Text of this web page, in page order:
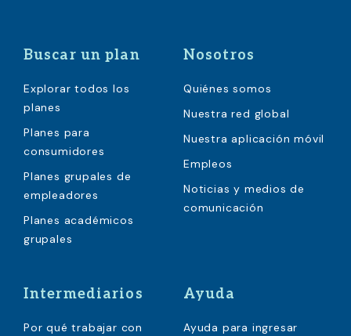
Buscar un plan
Explorar todos los
planes
Planes para
consumidores
Planes grupales de
empleadores
Planes académicos
grupales
Nosotros
Quiénes somos
Nuestra red global
Nuestra aplicación móvil
Empleos
Noticias y medios de
comunicación
Intermediarios
Por qué trabajar con
Ayuda
Ayuda para ingresar